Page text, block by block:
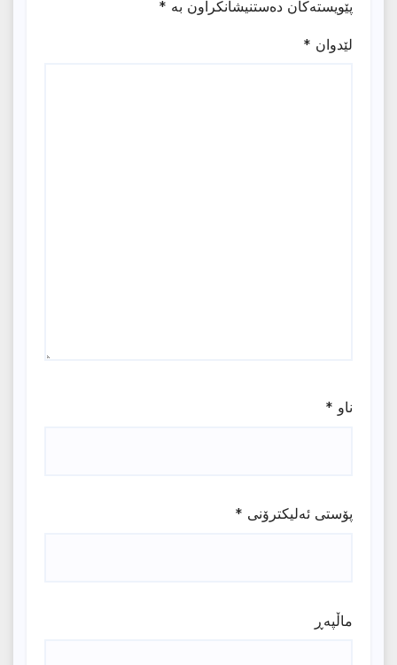
پێویستەکان دەستنیشانکراون بە *
لێدوان *
ناو *
پۆستی ئەلیکترۆنی *
ماڵپه‌ڕ